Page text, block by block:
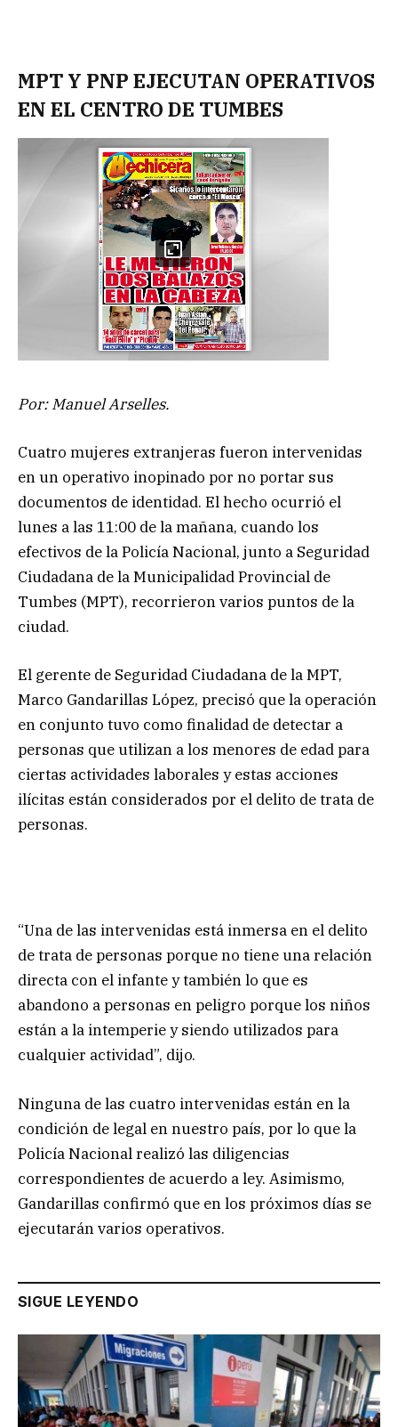
MPT Y PNP EJECUTAN OPERATIVOS
EN EL CENTRO DE TUMBES
Por: Manuel Arselles.
Cuatro mujeres extranjeras fueron intervenidas
en un operativo inopinado por no portar sus
documentos de identidad. El hecho ocurrió el
lunes a las 11:00 de la mañana, cuando los
efectivos de la Policía Nacional, junto a Seguridad
Ciudadana de la Municipalidad Provincial de
Tumbes (MPT), recorrieron varios puntos de la
ciudad.
El gerente de Seguridad Ciudadana de la MPT,
Marco Gandarillas López, precisó que la operación
en conjunto tuvo como finalidad de detectar a
personas que utilizan a los menores de edad para
ciertas actividades laborales y estas acciones
ilícitas están considerados por el delito de trata de
personas.
“Una de las intervenidas está inmersa en el delito
de trata de personas porque no tiene una relación
directa con el infante y también lo que es
abandono a personas en peligro porque los niños
están a la intemperie y siendo utilizados para
cualquier actividad”, dijo.
Ninguna de las cuatro intervenidas están en la
condición de legal en nuestro país, por lo que la
Policía Nacional realizó las diligencias
correspondientes de acuerdo a ley. Asimismo,
Gandarillas confirmó que en los próximos días se
ejecutarán varios operativos.
SIGUE LEYENDO